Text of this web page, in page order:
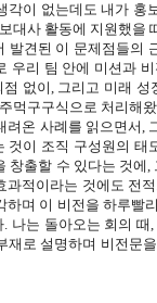
각이 없는데도 내가 홍
대사 활동에 지원했을
발견된 이 문제점들의
우리 팀 안에 미션과 비
점 없이, 그리고 미래 성
먹구구식으로 처리해
려온 사례를 읽으면서,
것이 조직 구성원의
창출할 수 있다는 것에,
과적이라는 것에도 전
하며 이 비전을 하루빨
. 나는 돌아오는 회의 때,
재로 설명하며 비전문